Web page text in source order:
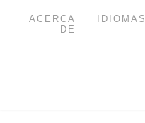
ACERCA
DE
IDIOMAS